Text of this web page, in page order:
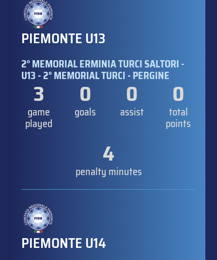
PIEMONTE U13
2° MEMORIAL ERMINIA TURCI SALTORI -
U13 - 2° MEMORIAL TURCI - PERGINE
3
game
played
0
goals
0
assist
0
total
points
4
penalty minutes
PIEMONTE U14